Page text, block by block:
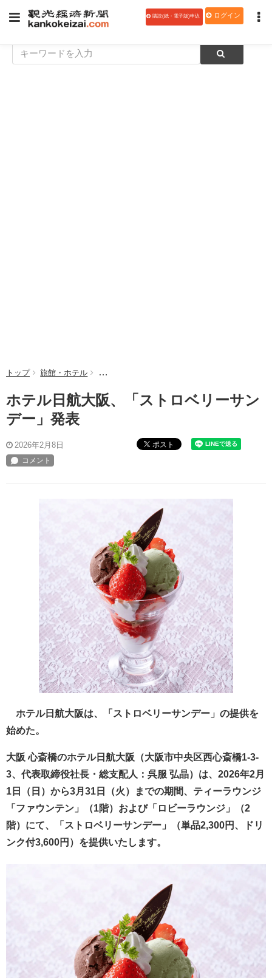
購読(紙・電子版)申込 ログイン
トップ 旅館・ホテル ホテル日航大阪、「ストロベリーサンデー」発表
ホテル日航大阪、「ストロベリーサン
デー」発表
2026年2月8日 ポスト
ホテル日航大阪は、「ストロベリーサンデー」の提供を
始めた。
大阪 心斎橋のホテル日航大阪（大阪市中央区西心斎橋1-3-
3、代表取締役社長・総支配人：呉服 弘晶）は、2026年2月
1日（日）から3月31日（火）までの期間、ティーラウンジ
「ファウンテン」（1階）および「ロビーラウンジ」（2
階）にて、「ストロベリーサンデー」（単品2,300円、ドリ
ンク付3,600円）を提供いたします。